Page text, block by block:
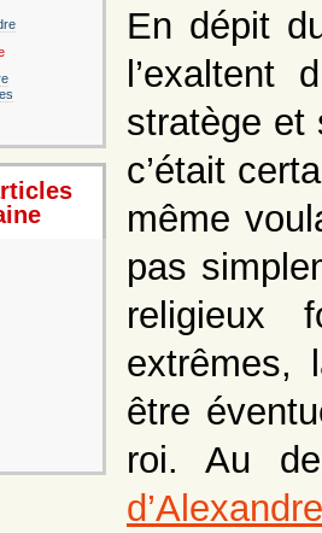
En dépit
l’exaltent
stratège et
c’était
même
pas
religieux
extrêmes,
être
roi. Au
d’Alexandre